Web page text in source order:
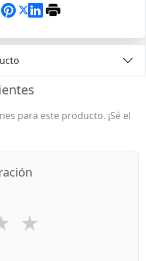
para este producto. ¡Sé el
★